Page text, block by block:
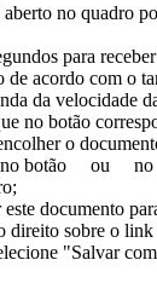
no quadro
para
de acordo com o
da velocidade
no botão
o
botão
ou
no
este documento
direito sobre o
"Salvar